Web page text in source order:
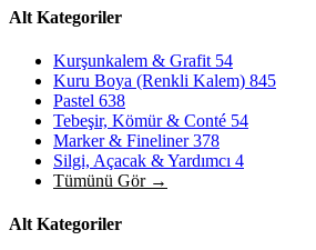
Alt Kategoriler
Kurşunkalem & Grafit 54
Kuru Boya (Renkli Kalem) 845
Pastel 638
Tebeşir, Kömür & Conté 54
Marker & Fineliner378
Silgi, Açacak & Yardımcı 4
Tümünü Gör →
Alt Kategoriler